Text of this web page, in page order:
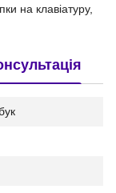
на клавіатуру,